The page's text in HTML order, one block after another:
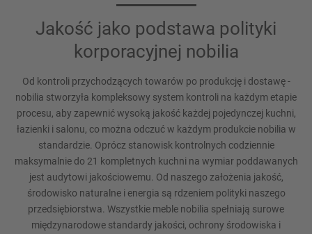
Jakość jako podstawa polityki
korporacyjnej nobilia
Od kontroli przychodzących towarów po produkcję i dostawę -
nobilia stworzyła kompleksowy system kontroli na każdym etapie
procesu, aby zapewnić wysoką jakość każdej pojedynczej kuchni,
łazienki i salonu, co można odczuć w każdym produkcie nobilia w
standardzie. Oprócz stanowisk kontrolnych codziennie
maksymalnie do 21 kompletnych kuchni na wymiar poddawanych
jest audytowi jakościowemu. Od naszego założenia jakość,
środowisko naturalne i energia są rdzeniem polityki naszego
przedsiębiorstwa. Wszystkie meble nobilia spełniają surowe
międzynarodowe standardy jakości, ochrony środowiska i